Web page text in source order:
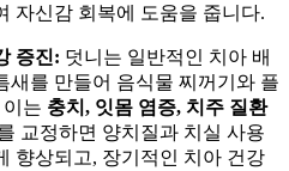
자신감 회복에 도움을 줍니다.
증진: 덧니는 일반적인 치아 배
새를 만들어 음식물 찌꺼기와 플
는 충치, 잇몸 염증, 치주 질환
교정하면 양치질과 치실 사용
향상되고, 장기적인 치아 건강